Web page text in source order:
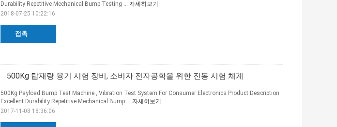
접촉
Durability Repetitive Mechanical Bump Testing ... 자세히보기
2018-07-25 10:22:16
500Kg 탑재량 융기 시험 장비, 소비자 전자공학을 위한 진동 시험 체계
500Kg Payload Bump Test Machine , Vibration Test System For Consumer Electronics Product Description
Excellent Durability Repetitive Mechanical Bump ... 자세히보기
2017-11-08 18:36:06